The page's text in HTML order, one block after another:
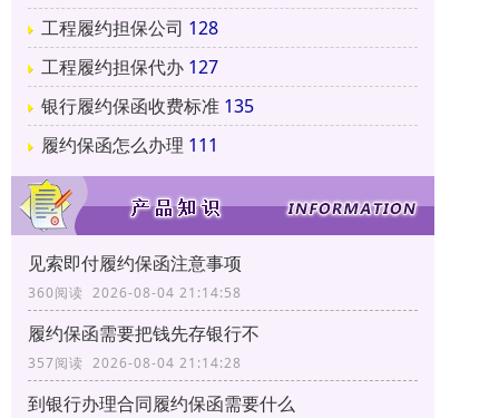
工程履约担保公司 128
工程履约担保代办 127
银行履约保函收费标准 135
履约保函怎么办理 111
见索即付履约保函注意事项
360阅读 2026-08-04 21:14:58
履约保函需要把钱先存银行不
357阅读 2026-08-04 21:14:28
到银行办理合同履约保函需要什么